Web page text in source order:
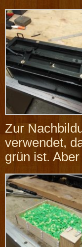
Zur
verwendet,
grün ist.